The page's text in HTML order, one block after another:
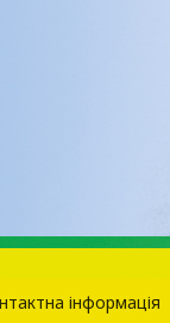
інформація